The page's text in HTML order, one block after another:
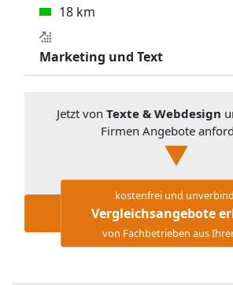
18 km
Marketing und Text
Jetzt von Texte & Webdesign
Firmen Angebote
kostenfrei und
Vergleichsangebote
von Fachbetrieben aus